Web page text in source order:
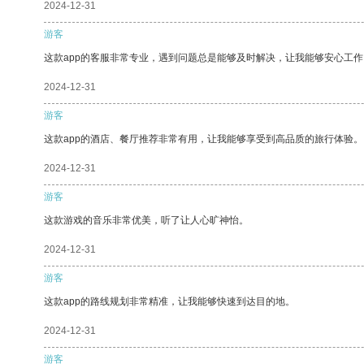
2024-12-31
游客
这款app的客服非常专业，遇到问题总是能够及时解决，让我能够安心工
2024-12-31
游客
这款app的酒店、餐厅推荐非常有用，让我能够享受到高品质的旅行体验。
2024-12-31
游客
这款游戏的音乐非常优美，听了让人心旷神怡。
2024-12-31
游客
这款app的路线规划非常精准，让我能够快速到达目的地。
2024-12-31
游客